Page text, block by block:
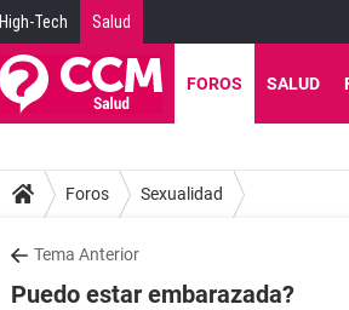
High-Tech Salud
FOROS SALUD
Foros Sexualidad
Tema Anterior
Puedo estar embarazada?